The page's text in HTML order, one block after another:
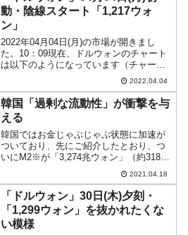
用を維持できない経営側を...
動・陰線スタート「1,217ウォ
ン」
2022年04月04日(月)の市場が開きまし
た。10：09現在、ドルウォンのチャート
は以下のようになっています（チャート
は『Investing.com』より引用）。前日の
陽線の戻しがきています。現在のところ
陰線で、「1ドル＝1,217ウォン...
2022.04.04
韓国「過剰な流動性」が衝撃を与
える
韓国ではお金じゃぶじゃぶ状態に加速が
ついており、先にご紹介したとおり、つ
いにM2※が「3,274兆ウォン」（約318兆
円）まできました。このお金が株式・不
動産・ビットコインなどの資産価値を上
昇させています。しかし、過剰な流動性
は危険ともいえ...
2021.04.18
「ドルウォン」30日(木)夕刻・
「1,299ウォン」を抜かれたくな
い模様